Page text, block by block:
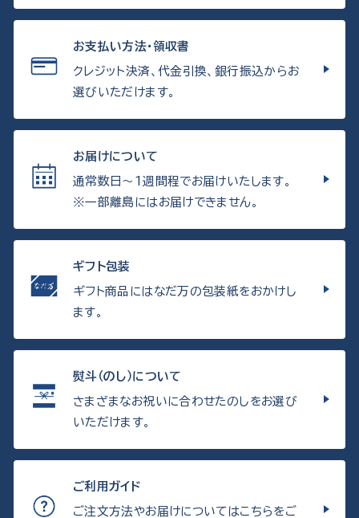
お支払い方法・領収書
クレジット決済、代金引換、銀行振込からお
選びいただけます。
お届けについて
通常数日〜1週間程でお届けいたします。
※一部離島にはお届けできません。
ギフト包装
ギフト商品にはなだ万の包装紙をおかけし
ます。
熨斗（のし）について
さまざまなお祝いに合わせたのしをお選び
いただけます。
ご利用ガイド
ご注文方法やお届けについてはこちらをご